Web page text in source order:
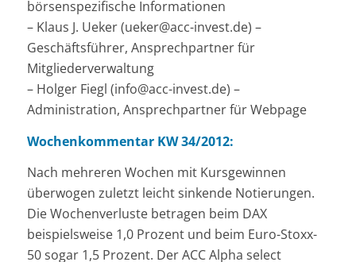
börsenspezifische Informationen
– Klaus J. Ueker (ueker@acc-invest.de) –
Geschäftsführer, Ansprechpartner für
Mitgliederverwaltung
– Holger Fiegl (info@acc-invest.de) –
Administration, Ansprechpartner für Webpage
Wochenkommentar KW 34/2012:
Nach mehreren Wochen mit Kursgewinnen
überwogen zuletzt leicht sinkende Notierungen.
Die Wochenverluste betragen beim DAX
beispielsweise 1,0 Prozent und beim Euro-Stoxx-
50 sogar 1,5 Prozent. Der ACC Alpha select